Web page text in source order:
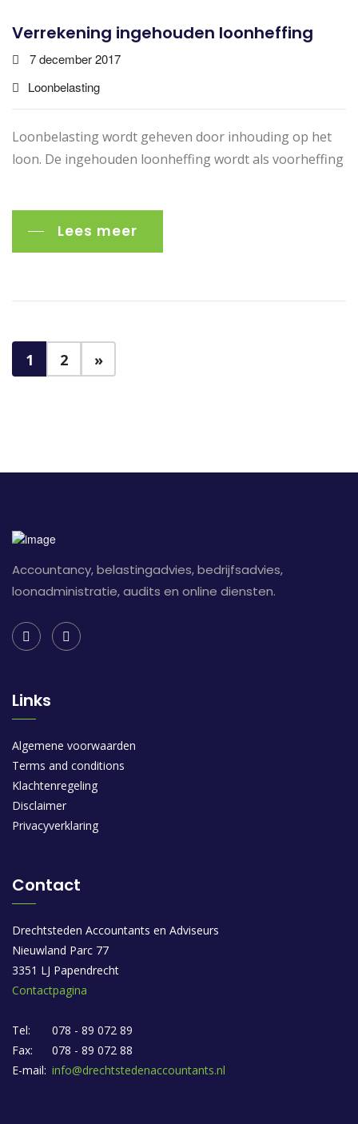
Verrekening ingehouden loonheffing
7 december 2017
Loonbelasting
Loonbelasting wordt geheven door inhouding op het
loon. De ingehouden loonheffing wordt als voorheffing
Lees meer
1 2 »
Accountancy, belastingadvies, bedrijfsadvies,
loonadministratie, audits en online diensten.
Links
Algemene voorwaarden
Terms and conditions
Klachtenregeling
Disclaimer
Privacyverklaring
Contact
Drechtsteden Accountants en Adviseurs
Nieuwland Parc 77
3351 LJ Papendrecht
Contactpagina
Tel:
078 - 89 072 89
Fax:
078 - 89 072 88
E-mail: info@drechtstedenaccountants.nl